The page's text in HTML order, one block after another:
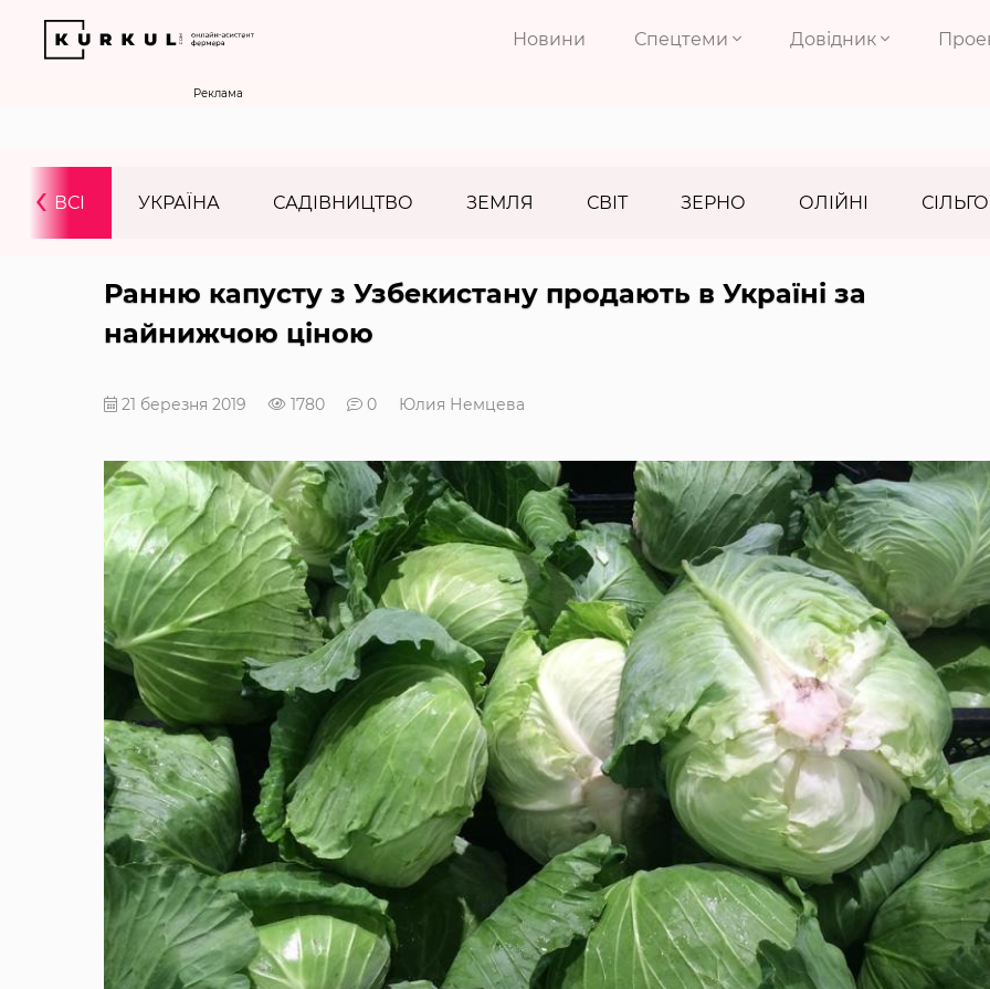
Новини Спецтеми Довідник
Реклама
ВСІ УКРАЇНА САДІВНИЦТВО ЗЕМЛЯ СВІТ ЗЕРНО ОЛІЙНІ
‹
Ранню капусту з Узбекистану продають в Україні за
найнижчою ціною
21 березня 2019 1780 0 Юлия Немцева